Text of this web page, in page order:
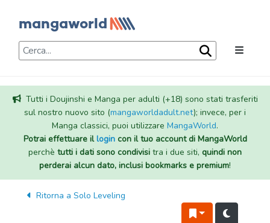
Tutti i Doujinshi e Manga per adulti (+18) sono stati trasferiti
sul nostro nuovo sito (mangaworldadult.net); invece, per i
Manga classici, puoi utilizzare MangaWorld.
Potrai effettuare illogincon il tuo account di MangaWorld
perchè tutti i dati sono condivisi tra i due siti, quindi non
perderai alcun dato, inclusi bookmarks e premium!
Ritorna a Solo Leveling